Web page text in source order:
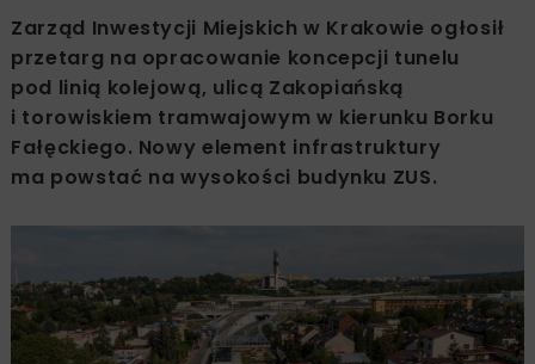
Zarząd Inwestycji Miejskich w Krakowie ogłosił
przetarg na opracowanie koncepcji tunelu
pod linią kolejową, ulicą Zakopiańską
i torowiskiem tramwajowym w kierunku Borku
Fałęckiego. Nowy element infrastruktury
ma powstać na wysokości budynku ZUS.